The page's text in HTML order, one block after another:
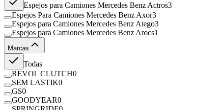
Espejos para Camiones Mercedes Benz Actros3
Espejos Para Camiones Mercedes Benz Axor3
Espejos para Camiones Mercedes Benz Atego3
Espejos para Camiones Mercedes Benz Arocs1
Marcas
Todas
REVOL CLUTCH0
SEM LASTIK0
GS0
GOODYEAR0